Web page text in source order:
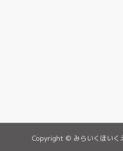
Copyright © みらいくほい